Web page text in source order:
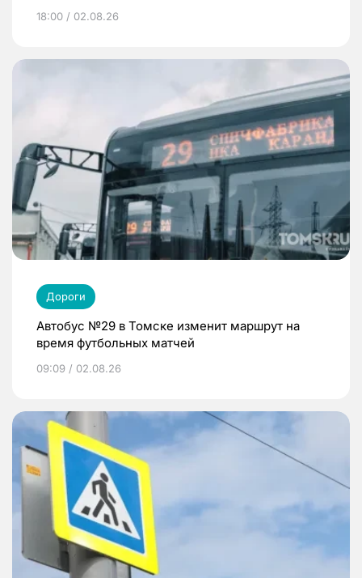
18:00 / 02.08.26
Дороги
Автобус №29 в Томске изменит маршрут на
время футбольных матчей
09:09 / 02.08.26